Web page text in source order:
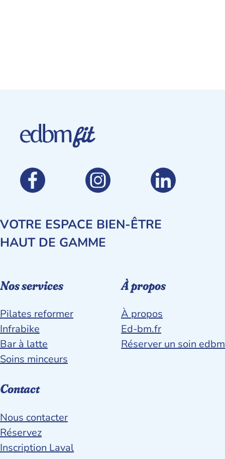
VOTRE ESPACE BIEN-ÊTRE
HAUT DE GAMME
Nos services
Pilates reformer
Infrabike
Bar à latte
Soins minceurs
À propos
À propos
Ed-bm.fr
Réserver un soin edbm
Contact
Nous contacter
Réservez
Inscription Laval